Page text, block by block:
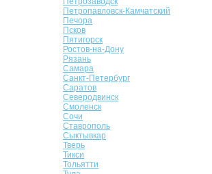
Петропавловск-Камчатский
Печора
Псков
Пятигорск
Ростов-на-Дону
Рязань
Самара
Санкт-Петербург
Саратов
Северодвинск
Смоленск
Сочи
Ставрополь
Сыктывкар
Тверь
Тикси
Тольятти